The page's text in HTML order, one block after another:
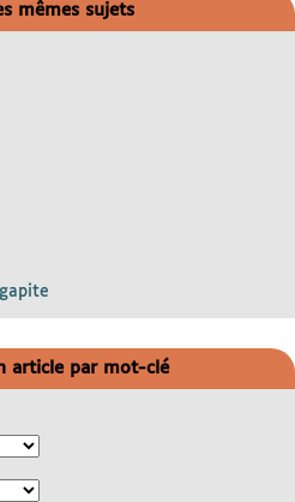
mêmes sujets
article par mot-clé